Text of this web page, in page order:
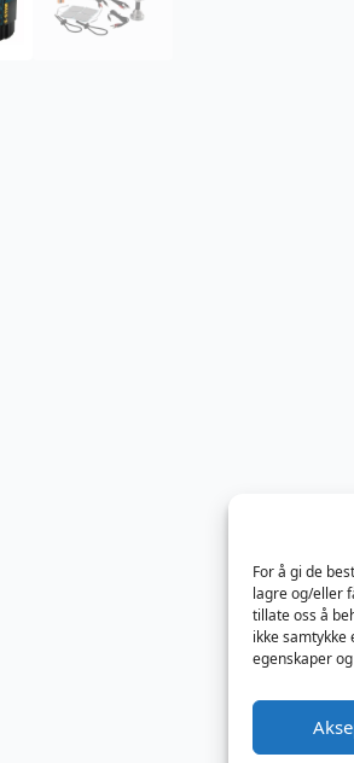
For å gi de
lagre og/eller
tillate oss å
ikke samtykke
egenskaper